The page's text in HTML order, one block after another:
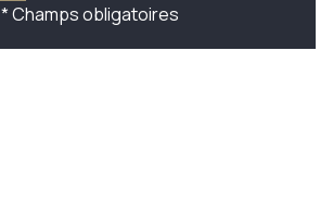
* Champs obligatoires